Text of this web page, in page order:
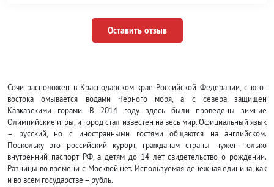
Оставить отзыв
Сочи расположен в Краснодарском крае Российской Федерации, с юго-
востока омывается водами Черного моря, а с севера защищен
Кавказскими горами. В 2014 году здесь были проведены зимние
Олимпийские игры, и город стал известен на весь мир. Официальный язык
– русский, но с иностранными гостями общаются на английском.
Поскольку это российский курорт, гражданам страны нужен только
внутренний паспорт РФ, а детям до 14 лет свидетельство о рождении.
Разницы во времени с Москвой нет. Используемая денежная единица, как
и во всем государстве – рубль.